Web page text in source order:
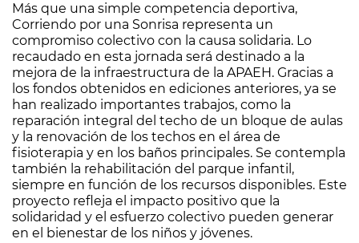
Más que una simple competencia deportiva,
Corriendo por una Sonrisa representa un
compromiso colectivo con la causa solidaria. Lo
recaudado en esta jornada será destinado a la
mejora de la infraestructura de la APAEH. Gracias a
los fondos obtenidos en ediciones anteriores, ya se
han realizado importantes trabajos, como la
reparación integral del techo de un bloque de aulas
y la renovación de los techos en el área de
fisioterapia y en los baños principales. Se contempla
también la rehabilitación del parque infantil,
siempre en función de los recursos disponibles. Este
proyecto refleja el impacto positivo que la
solidaridad y el esfuerzo colectivo pueden generar
en el bienestar de los niños y jóvenes.